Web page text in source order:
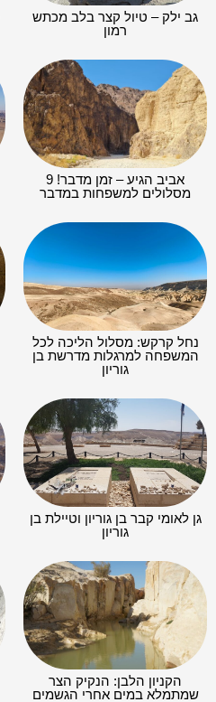
גב ילק – טיול קצר בלב מכתש
רמון
אביב הגיע – זמן מדבר! 9
מסלולים למשפחות במדבר
נחל קרקש: מסלול הליכה לכל
המשפחה למרגלות מדרשת בן
גוריון
גן לאומי קבר בן גוריון וטיילת בן
גוריון
הקניון הלבן: הנקיק הצר
שמתמלא במים אחרי הגשמים